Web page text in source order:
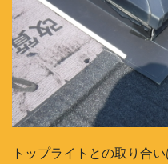
トップライトとの取り合